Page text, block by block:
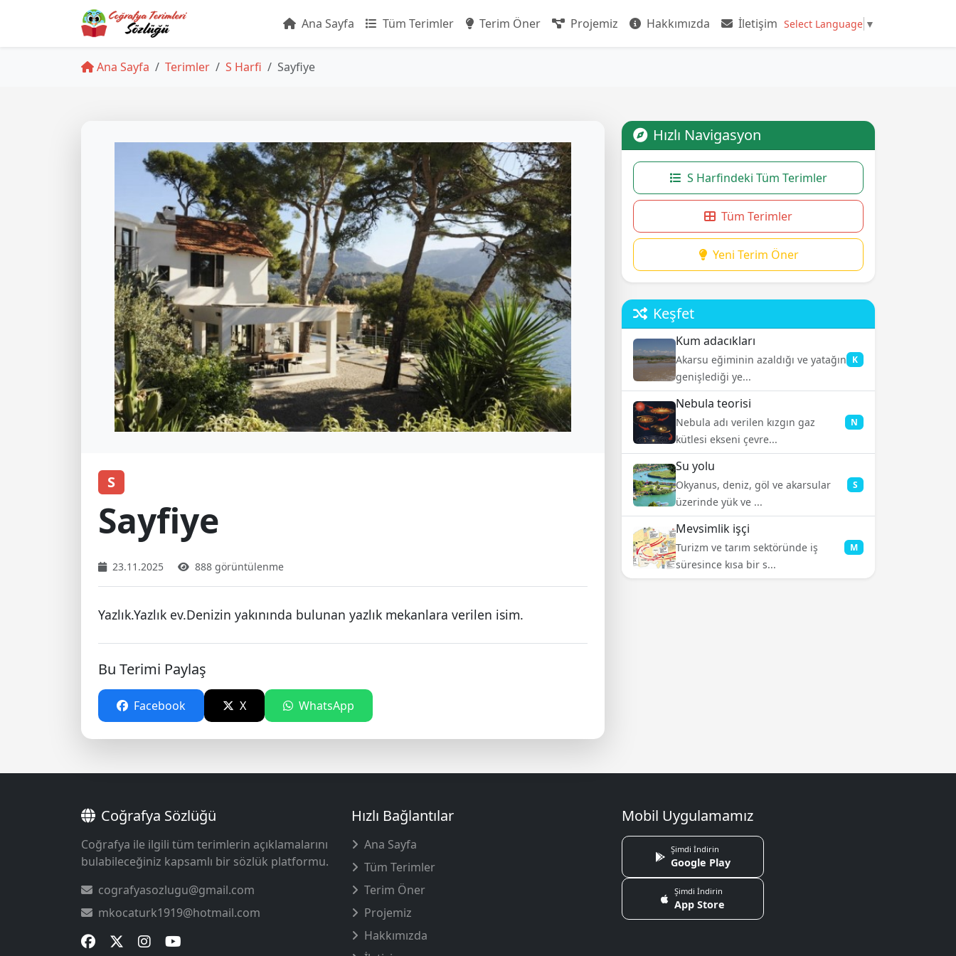
Ana Sayfa Tüm Terimler Terim Öner Projemiz Hakkımızda İletişim Select Language ▼
Ana Sayfa Terimler S Harfi Sayfiye
S
Sayfiye
23.11.2025 888 görüntülenme
Yazlık.Yazlık ev.Denizin yakınında bulunan yazlık mekanlara verilen isim.
Bu Terimi Paylaş
Facebook X WhatsApp
Hızlı Navigasyon
S Harfindeki Tüm Terimler
Tüm Terimler
Yeni Terim Öner
Keşfet
Kum adacıkları
Akarsu eğiminin azaldığı ve yatağın
genişlediği ye...
K
Nebula teorisi
Nebula adı verilen kızgın gaz
kütlesi ekseni çevre...
N
Su yolu
Okyanus, deniz, göl ve akarsular
üzerinde yük ve ...
S
Mevsimlik işçi
Turizm ve tarım sektöründe iş
süresince kısa bir s...
M
Coğrafya Sözlüğü
Coğrafya ile ilgili tüm terimlerin açıklamalarını
bulabileceğiniz kapsamlı bir sözlük platformu.
cografyasozlugu@gmail.com
mkocaturk1919@hotmail.com
Hızlı Bağlantılar
Ana Sayfa
Tüm Terimler
Terim Öner
Projemiz
Hakkımızda
Mobil Uygulamamız
Şimdi İndirin
Google Play
Şimdi İndirin
App Store